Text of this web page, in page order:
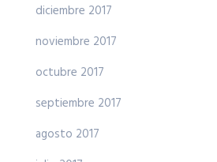
diciembre 2017
noviembre 2017
octubre 2017
septiembre 2017
agosto 2017